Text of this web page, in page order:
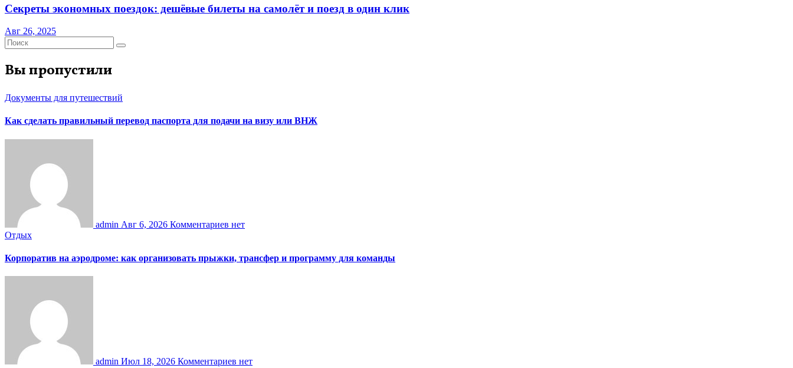
Секреты экономных поездок: дешёвые билеты на самолёт и поезд в один клик
Авг 26, 2025
Вы пропустили
Документы для путешествий
Как сделать правильный перевод паспорта для подачи на визу или ВНЖ
admin Авг 6, 2026 Комментариев нет
Отдых
Корпоратив на аэродроме: как организовать прыжки, трансфер и программу для команды
admin Июл 18, 2026 Комментариев нет